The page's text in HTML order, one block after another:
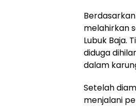
melahirkan
Lubuk Baja.
diduga
dalam
Setelah
menjalani